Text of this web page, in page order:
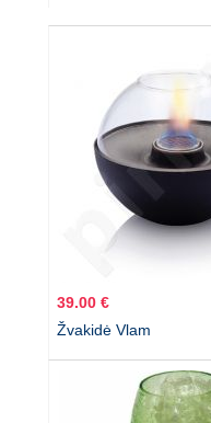
39.00 €
Žvakidė Vlam